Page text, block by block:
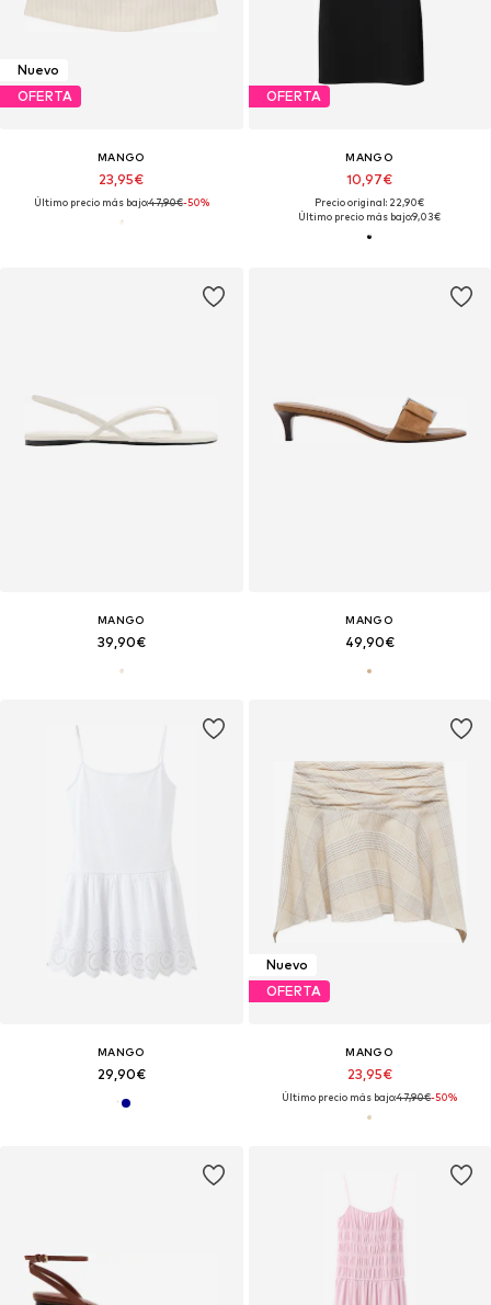
Nuevo
OFERTA
MANGO
23,95€
Último precio más bajo:47,90€-50%
OFERTA
MANGO
10,97€
Precio original: 22,90€
Último precio más bajo:9,03€
MANGO
39,90€
MANGO
49,90€
MANGO
29,90€
Nuevo
OFERTA
MANGO
23,95€
Último precio más bajo:47,90€-50%